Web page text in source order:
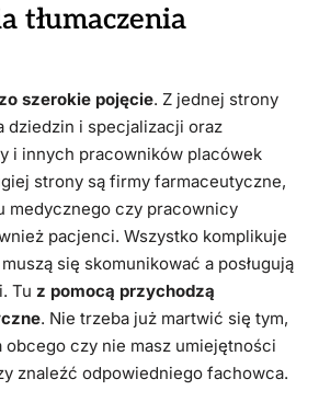
tłumaczenia
szerokie pojęcie. Z jednej strony
dziedzin i specjalizacji oraz
i innych pracowników placówek
strony są firmy farmaceutyczne,
medycznego czy pracownicy
pacjenci. Wszystko komplikuje
się skomunikować a posługują
Tu z pomocą przychodzą
. Nie trzeba już martwić się tym,
obcego czy nie masz umiejętności
znaleźć odpowiedniego fachowca.